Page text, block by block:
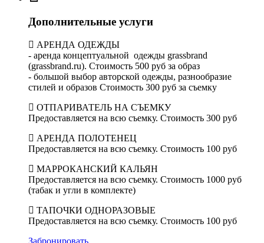
Дополнительные услуги
АРЕНДА ОДЕЖДЫ
- аренда концептуальной одежды grassbrand
(grassbrand.ru). Стоимость 500 руб за образ
- большой выбор авторской одежды, разнообразие
стилей и образов Стоимость 300 руб за съемку
ОТПАРИВАТЕЛЬ НА СЪЕМКУ
Предоставляется на всю съемку. Стоимость 300 руб
АРЕНДА ПОЛОТЕНЕЦ
Предоставляется на всю съемку. Стоимость 100 руб
МАРРОКАНСКИЙ КАЛЬЯН
Предоставляется на всю съемку. Стоимость 1000 руб
(табак и угли в комплекте)
ТАПОЧКИ ОДНОРАЗОВЫЕ
Предоставляется на всю съемку. Стоимость 100 руб